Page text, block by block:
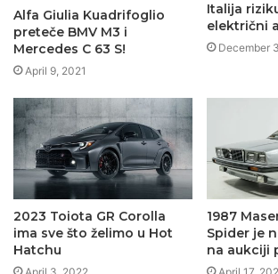
Alfa Giulia Kuadrifoglio
preteče BMV M3 i
Mercedes C 63 S!
April 9, 2021
Italija
električni
December
2023 Toiota GR Corolla
ima sve što želimo u Hot
Hatchu
1987
Spider je
na aukciji